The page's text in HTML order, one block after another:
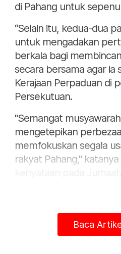
di Pahang untuk
“Selain itu, kedua-dua
untuk mengadakan
berkala bagi
secara bersama agar ia
Kerajaan Perpaduan di
Persekutuan.
"Semangat
mengetepikan
memfokuskan segala
rakyat Pahang,"
Baca